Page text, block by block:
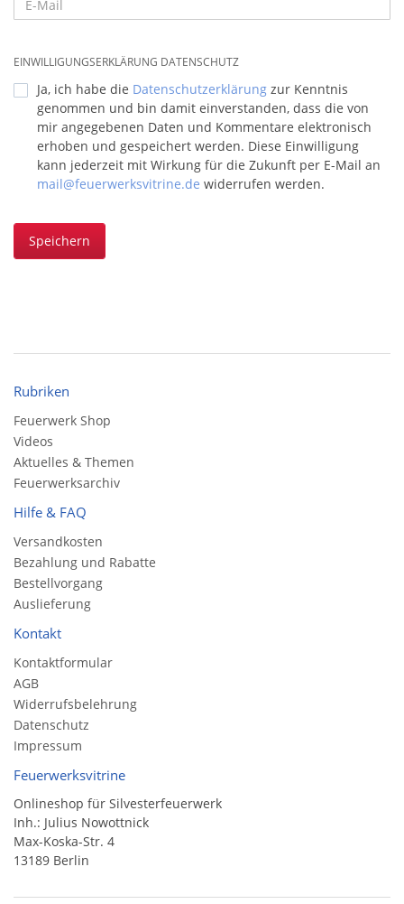
EINWILLIGUNGSERKLÄRUNG DATENSCHUTZ
Ja, ich habe die Datenschutzerklärung zur Kenntnis
genommen und bin damit einverstanden, dass die von
mir angegebenen Daten und Kommentare elektronisch
erhoben und gespeichert werden. Diese Einwilligung
kann jederzeit mit Wirkung für die Zukunft per E-Mail an
mail@feuerwerksvitrine.de widerrufen werden.
Speichern
Rubriken
Feuerwerk Shop
Videos
Aktuelles & Themen
Feuerwerksarchiv
Hilfe & FAQ
Versandkosten
Bezahlung und Rabatte
Bestellvorgang
Auslieferung
Kontakt
Kontaktformular
AGB
Widerrufsbelehrung
Datenschutz
Impressum
Feuerwerksvitrine
Onlineshop für Silvesterfeuerwerk
Inh.: Julius Nowottnick
Max-Koska-Str. 4
13189 Berlin